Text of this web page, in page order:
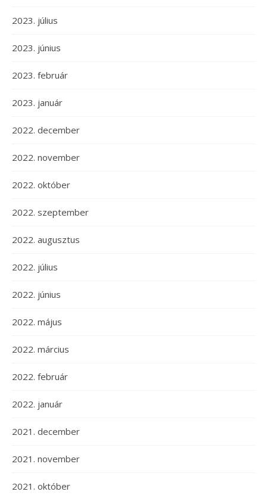
2023. július
2023. június
2023. február
2023. január
2022. december
2022. november
2022. október
2022. szeptember
2022. augusztus
2022. július
2022. június
2022. május
2022. március
2022. február
2022. január
2021. december
2021. november
2021. október